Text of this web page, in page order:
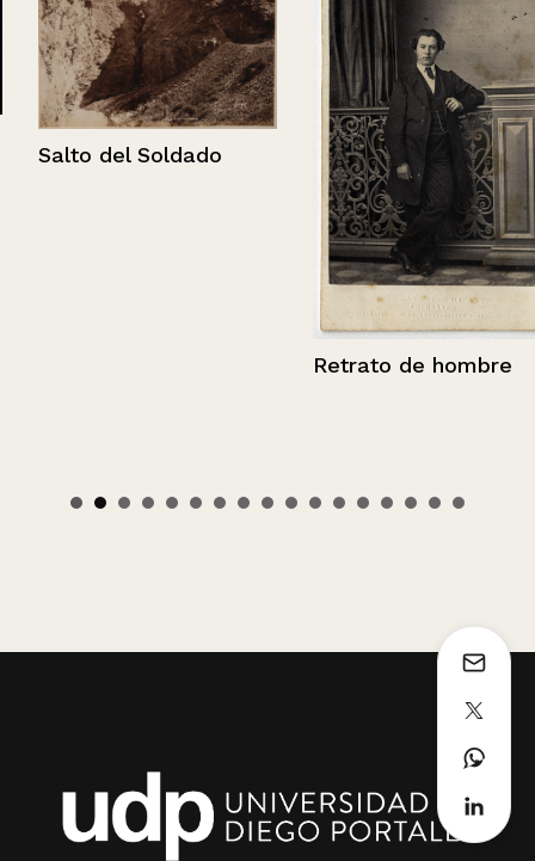
Salto del Soldado
Retrato de hombre